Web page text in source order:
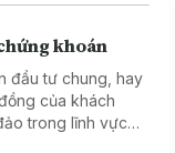
khoán
đầu tư chung, hay
của khách
trong lĩnh vực